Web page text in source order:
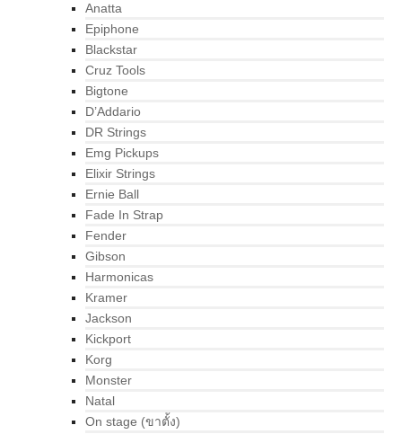
Anatta
Epiphone
Blackstar
Cruz Tools
Bigtone
D’Addario
DR Strings
Emg Pickups
Elixir Strings
Ernie Ball
Fade In Strap
Fender
Gibson
Harmonicas
Kramer
Jackson
Kickport
Korg
Monster
Natal
On stage (ขาตั้ง)